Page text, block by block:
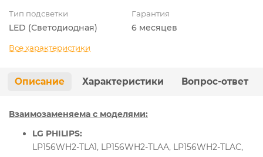
Тип подсветки
LED (Светодиодная)
Гарантия
6 месяцев
Все характеристики
Описание Характеристики Вопрос-ответ
Взаимозаменяема с моделями:
LG PHILIPS:
LP156WH2-TLA1, LP156WH2-TLAA, LP156WH2-TLAC,